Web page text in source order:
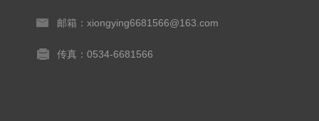
邮箱：xiongying6681566@163.com
传真：0534-6681566